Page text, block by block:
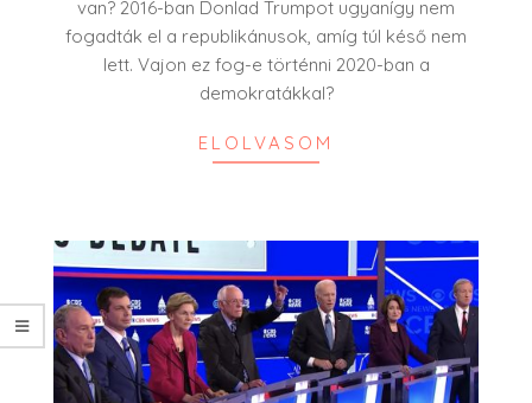
van? 2016-ban Donlad Trumpot ugyanígy nem
fogadták el a republikánusok, amíg túl késő nem
lett. Vajon ez fog-e történni 2020-ban a
demokratákkal?
ELOLVASOM